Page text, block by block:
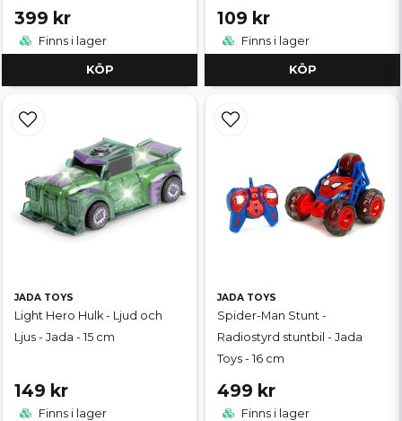
399 kr
Finns i lager
KÖP
109 kr
Finns i lager
KÖP
JADA TOYS
Light Hero Hulk - Ljud och
Ljus - Jada - 15 cm
149 kr
Finns i lager
JADA TOYS
Spider-Man Stunt -
Radiostyrd stuntbil - Jada
Toys - 16 cm
499 kr
Finns i lager